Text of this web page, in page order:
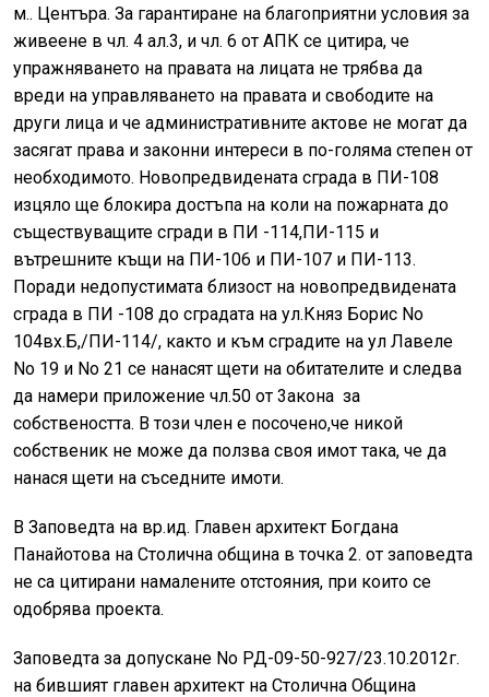
м.. Центъра. За гарантиране на благоприятни условия за
живеене в чл. 4 ал.3, и чл. 6 от АПК се цитира, че
упражняването на правата на лицата не трябва да
вреди на управляването на правата и свободите на
други лица и че административните актове не могат да
засягат права и законни интереси в по-голяма степен от
необходимото. Новопредвидената сграда в ПИ-108
изцяло ще блокира достъпа на коли на пожарната до
съществуващите сгради в ПИ -114,ПИ-115 и
вътрешните къщи на ПИ-106 и ПИ-107 и ПИ-113.
Поради недопустимата близост на новопредвидената
сграда в ПИ -108 до сградата на ул.Княз Бориc No
104вх.Б,/ПИ-114/, както и към сградите на ул Лавеле
Nо 19 и No 21 се нанасят щети на обитателите и следва
да намери приложение чл.50 от 3акона за
cобcтвеността. B този член е посочено,че никой
собственик не може да ползва своя имот така, че да
нанася щети на съседните имоти.
В Заповедта на вр.ид. Главен архитект Богдана
Панайотова на Столична община в точка 2. от заповедта
не са цитирани намалените отстояния, при които се
одобрява проекта.
Заповедта за допускане No РД-09-50-927/23.10.2012г.
на бившият главен архитект на Столична Община